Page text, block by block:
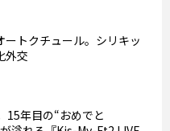
ートクチュール。シリキッ
外交
15年目の“おめでと